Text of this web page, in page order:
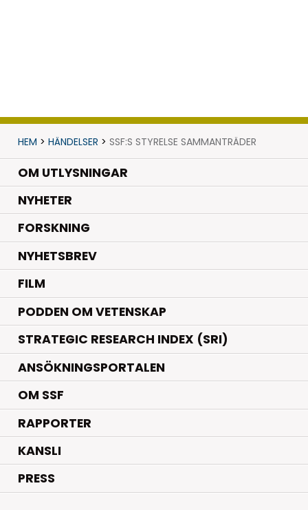
HEM > HÄNDELSER > SSF:S STYRELSE SAMMANTRÄDER
OM UTLYSNINGAR
NYHETER.
FORSKNING.
NYHETSBREV
FILM
PODDEN OM VETENSKAP
STRATEGIC RESEARCH INDEX (SRI)
ANSÖKNINGSPORTALEN
OM SSF
RAPPORTER
KANSLI
PRESS